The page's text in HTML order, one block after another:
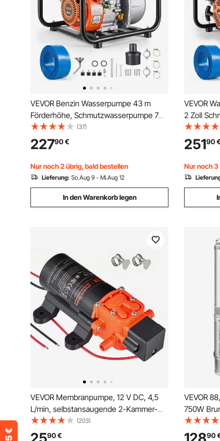
VEVOR Benzin Wasserpumpe 43 m
Förderhöhe, Schmutzwasserpumpe 7
PS, Tragbare Motorpumpe, Benzinmotor
mit 762 cm Auslassschlauch,
Gusseisenlaufrad, Gartenpumpe für
Bewässerung, Teiche & Pools
(37)
22790€
Nur noch 2 übrig, bald bestellen
Lieferung: So.Aug 9 - Mi.Aug 12
In den Warenkorb legen
VEVOR
2 Zoll
25190
Nur noch
VEVOR Membranpumpe, 12 V DC, 4,5
L/min, selbstansaugende 2-Kammer-
Membranwasserpumpe mit 2
Schlauchschellen, 5,5 bar max. Druck,
(203)
90€
VEVOR
750W
90